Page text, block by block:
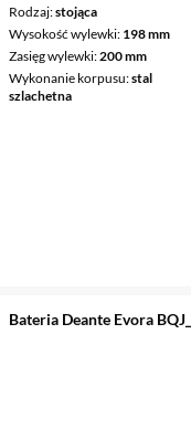
Rodzaj stojąca
Wysokość wylewki 198 mm
Zasięg wylewki 200 mm
Wykonanie korpusu stal
szlachetna
Bateria Deante Evora